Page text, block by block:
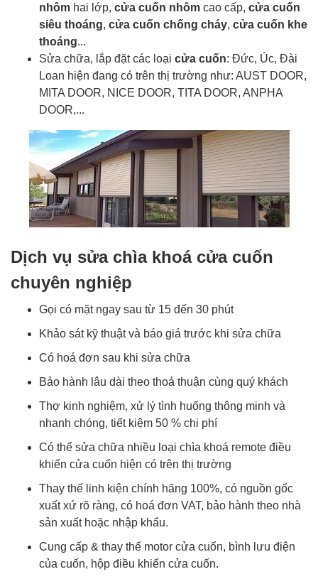
nhôm hai lớp, cửa cuốn nhôm cao cấp, cửa cuốn
siêu thoáng, cửa cuốn chống cháy, cửa cuốn khe
thoáng...
Sửa chữa, lắp đặt các loại cửa cuốn: Đức, Úc, Đài
Loan hiện đang có trên thị trường như: AUST DOOR,
MITA DOOR, NICE DOOR, TITA DOOR, ANPHA
DOOR,...
Dịch vụ sửa chìa khoá cửa cuốn
chuyên nghiệp
Gọi có mặt ngay sau từ 15 đến 30 phút
Khảo sát kỹ thuật và báo giá trước khi sửa chữa
Có hoá đơn sau khi sửa chữa
Bảo hành lâu dài theo thoả thuận cùng quý khách
Thợ kinh nghiệm, xử lý tình huống thông minh và
nhanh chóng, tiết kiệm 50 % chi phí
Có thể sửa chữa nhiều loại chìa khoá remote điều
khiển cửa cuốn hiện có trên thị trường
Thay thế linh kiện chính hãng 100%, có nguồn gốc
xuất xứ rõ ràng, có hoá đơn VAT, bảo hành theo nhà
sản xuất hoặc nhập khẩu.
Cung cấp & thay thế motor cửa cuốn, bình lưu điện
của cuốn, hộp điều khiển cửa cuốn.